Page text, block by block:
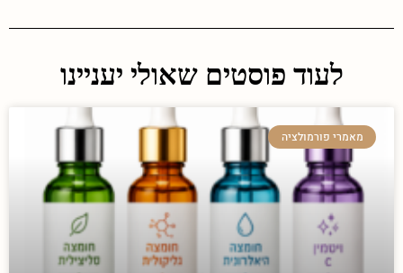
לעוד פוסטים שאולי יעניינו
מאמרי פורמולציה